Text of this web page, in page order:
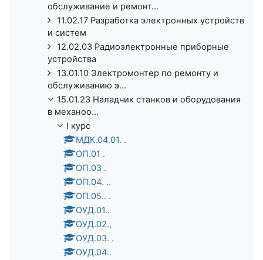
обслуживание и ремонт...
11.02.17 Разработка электронных устройств
и систем
12.02.03 Радиоэлектронные приборные
устройства
13.01.10 Электромонтер по ремонту и
обслуживанию э...
15.01.23 Наладчик станков и оборудования
в механоо...
I курс
МДК.04.01. .
ОП.01 .
ОП.03 .
ОП.04. ..
ОП.05.. .
ОУД.01..
ОУД.02.,
ОУД.03. .
ОУД.04..